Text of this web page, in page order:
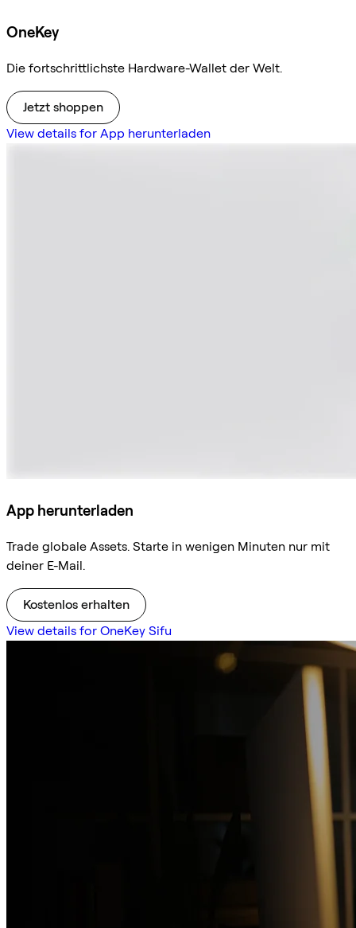
OneKey
Die fortschrittlichste Hardware-Wallet der Welt.
Jetzt shoppen
View details for App herunterladen
App herunterladen
Trade globale Assets. Starte in wenigen Minuten nur mit
deiner E-Mail.
Kostenlos erhalten
View details for OneKey Sifu